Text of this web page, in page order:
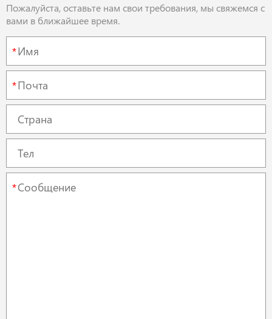
Пожалуйста, оставьте нам свои требования, мы свяжемся с
вами в ближайшее время.
*
*
*